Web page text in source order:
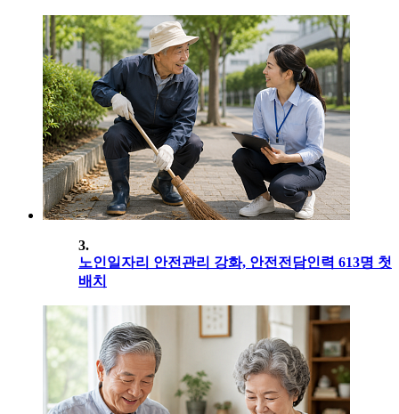
3.
노인일자리 안전관리 강화, 안전전담인력 613명 첫
배치